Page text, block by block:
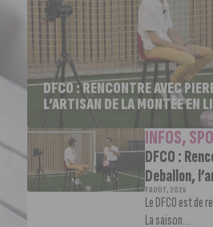
DFCO : RENCONTRE AVEC
L’ARTISAN DE LA MONTÉE EN
INFOS,
DFCO :
Deballon,
7 AOÛT, 2026
Le DFCO est de
La saison...